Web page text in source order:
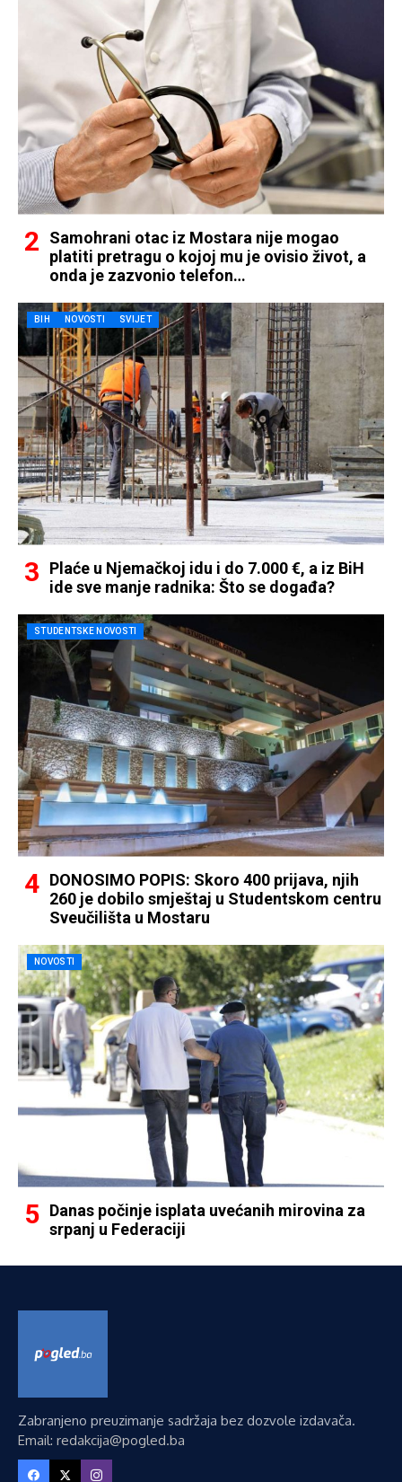
Samohrani otac iz Mostara nije mogao
platiti pretragu o kojoj mu je ovisio život, a
onda je zazvonio telefon…
BIH NOVOSTI SVIJET
Plaće u Njemačkoj idu i do 7.000 €, a iz BiH
ide sve manje radnika: Što se događa?
STUDENTSKE NOVOSTI
DONOSIMO POPIS: Skoro 400 prijava, njih
260 je dobilo smještaj u Studentskom centru
Sveučilišta u Mostaru
NOVOSTI
Danas počinje isplata uvećanih mirovina za
srpanj u Federaciji
Zabranjeno preuzimanje sadržaja bez dozvole izdavača.
Email: redakcija@pogled.ba